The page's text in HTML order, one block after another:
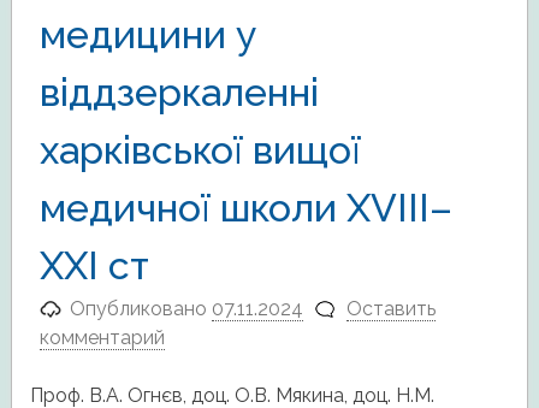
медицини у
віддзеркаленні
харківської вищої
медичної школи XVIII–
XXI ст
Опубликовано 07.11.2024
Оставить
комментарий
Проф. В.А. Огнєв, доц. О.В. Мякина, доц. Н.М.